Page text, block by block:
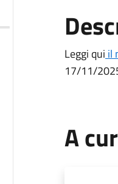
Leggi qui il
17/11/
A